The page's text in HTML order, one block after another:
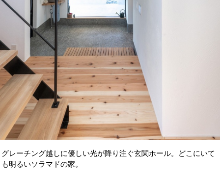
グレーチング越しに優しい光が降り注ぐ玄関ホール。どこにいて
も明るいソラマドの家。